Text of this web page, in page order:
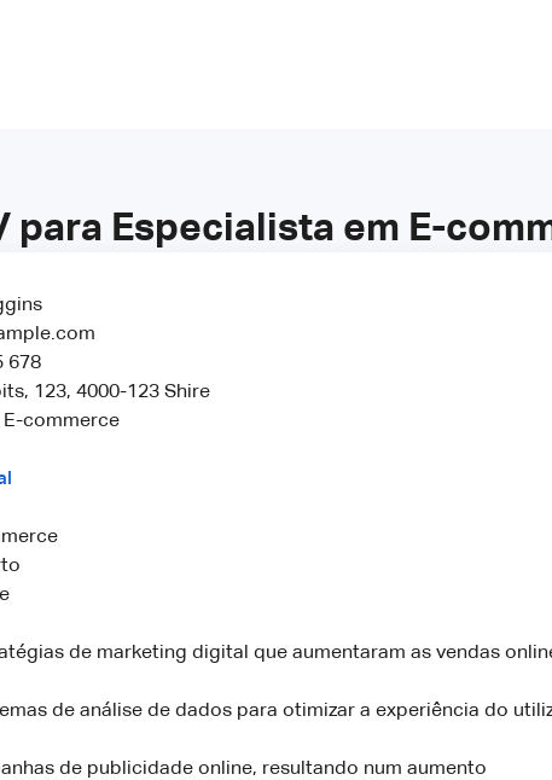
para Especialista em E-
678
123, 4000-123 Shire
E-commerce
de marketing digital que aumentaram as vendas
de análise de dados para otimizar a experiência do
de publicidade online, resultando num aumento